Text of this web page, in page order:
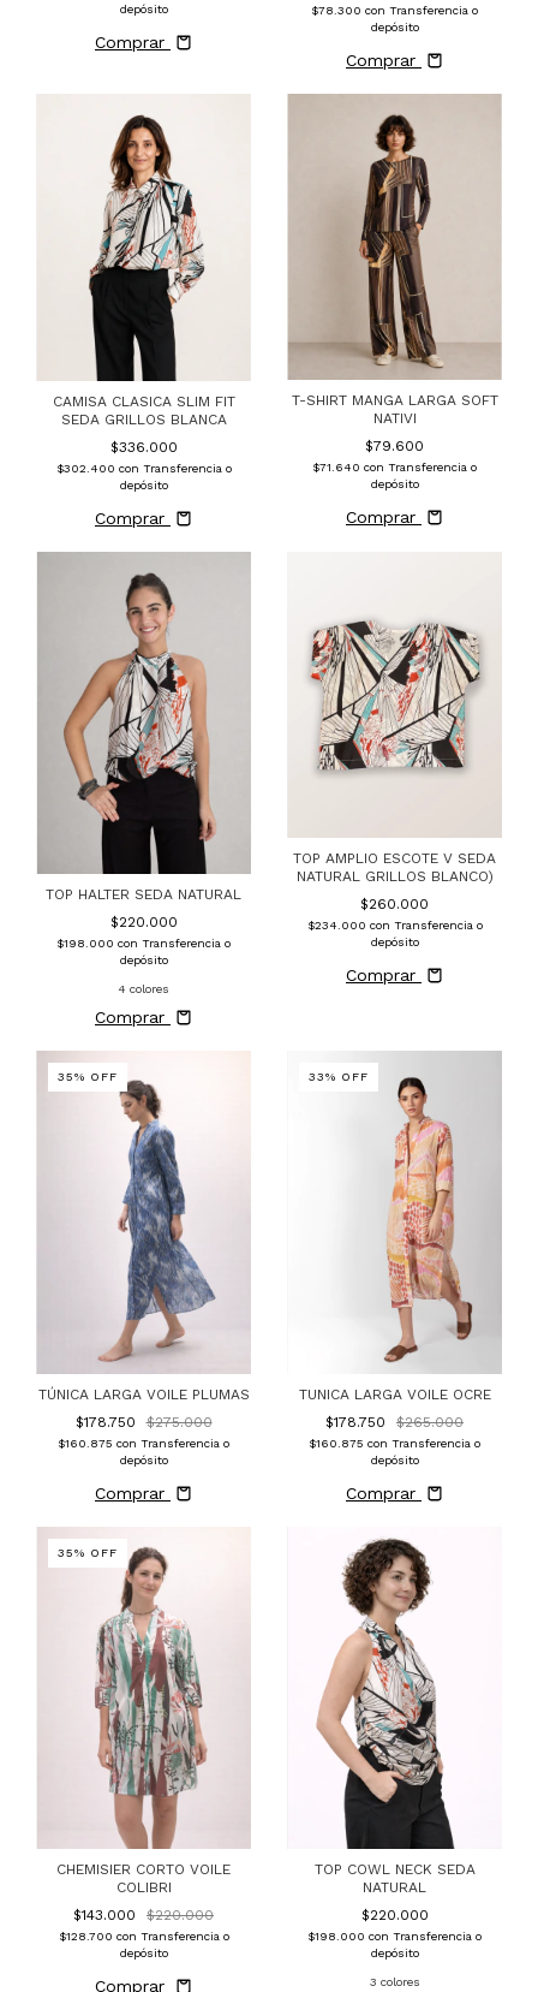
depósito
Comprar
$78.300 con Transferencia o
depósito
Comprar
CAMISA CLASICA SLIM FIT
SEDA GRILLOS BLANCA
$336.000
$302.400 con Transferencia o
depósito
Comprar
T-SHIRT MANGA LARGA SOFT
NATIVI
$79.600
$71.640 con Transferencia o
depósito
Comprar
TOP HALTER SEDA NATURAL
$220.000
$198.000 con Transferencia o
depósito
4 colores
Comprar
TOP AMPLIO ESCOTE V SEDA
NATURAL GRILLOS BLANCO)
$260.000
$234.000 con Transferencia o
depósito
Comprar
35% OFF
TÚNICA LARGA VOILE PLUMAS
$178.750
$275.000
$160.875 con Transferencia o
depósito
Comprar
33% OFF
TUNICA LARGA VOILE OCRE
$178.750
$265.000
$160.875 con Transferencia o
depósito
Comprar
35% OFF
CHEMISIER CORTO VOILE
COLIBRI
$143.000
$220.000
$128.700 con Transferencia o
depósito
Comprar
TOP COWL NECK SEDA
NATURAL
$220.000
$198.000 con Transferencia o
depósito
3 colores